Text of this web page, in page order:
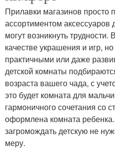
Прилавки магазинов просто
ассортиментом
могут возникнуть
качестве украшения и игр,
практичными или даже
детской комнаты
возраста вашего чада, с
это будет комната для
гармоничного сочетания со
оформлена комната
загромождать детскую не
меру.